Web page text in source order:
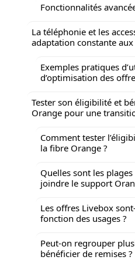
Fonctionnalités
La téléphonie et les
adaptation constante
Exemples pratiques
d’optimisation des
Tester son éligibilité et
Orange pour une
Comment tester
la fibre Orange ?
Quelles sont les
joindre le support
Les offres Livebox
fonction des usages ?
Peut-on regrouper
bénéficier de remises ?